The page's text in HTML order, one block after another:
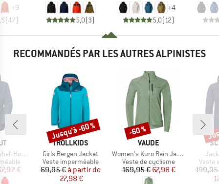
+9
(47) 5,0(3)
+4
5,0(12)
RECOMMANDÉS PAR LES AUTRES ALPINISTES
Jacket
réduit
€
MARQUE
TROLLKIDS
Article
Girls Bergen Jacket
Product group
Veste imperméable
Prix
69,95 € Prix réduit
à partir de
27,98 €
Remise
Jusqu'à -60 %
MARQUE
VAUDE
Article
Women's Kuro Rain Jacket
Product group
Veste de cyclisme
Prix
169,95 €Prix réduit
67,98 €
Remise
-60 %
Veste